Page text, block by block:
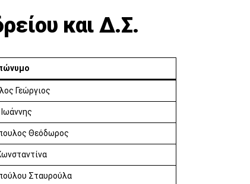
και Δ.Σ.
Γεώργιος
Θεόδωρος
Σταυρούλα